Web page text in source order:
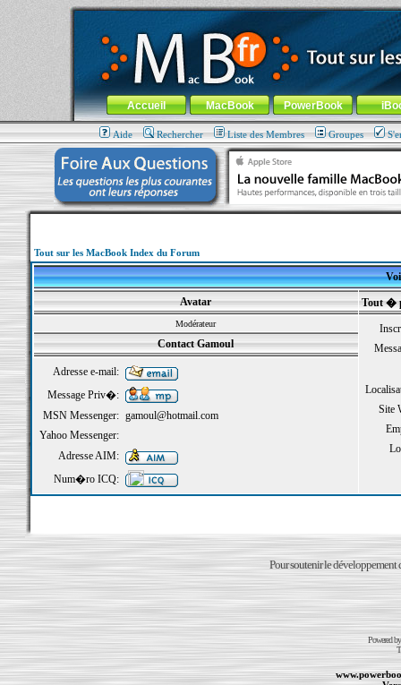
MacBook-fr.com : 100% Apple... 100% nomade !
Aller au contenu-Aller au menu général-Aller au menu de
Menu général
Accueil MacBook PowerBook
Aide Rechercher Liste des Membres Groupes
Tout sur les MacBook Index du Forum
Avatar
Tout �
Modérateur
Site
Contact Gamoul
Adresse e-mail:
Message Priv�:
MSN Messenger: gamoul@hotmail.com
Yahoo Messenger:
Adresse AIM:
Num�ro ICQ:
Pour soutenir le développement
Powered